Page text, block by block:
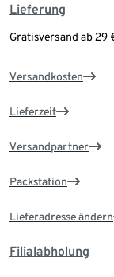
Lieferung
Gratisversand ab 29
Versandkosten
Lieferzeit
Versandpartner
Packstation
Lieferadresse ändern
Filialabholung